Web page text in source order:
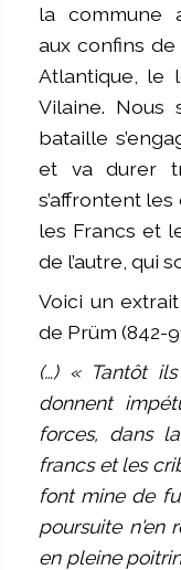
la commune
aux confins
Atlantique, le
Vilaine. Nous
bataille
et va durer
s’affrontent
les Francs et
de l’autre, qui
Voici un
de Prüm (842-
(…) « Tantôt
donnent
forces, dans
francs et les
font mine de
poursuite n'en
en pleine